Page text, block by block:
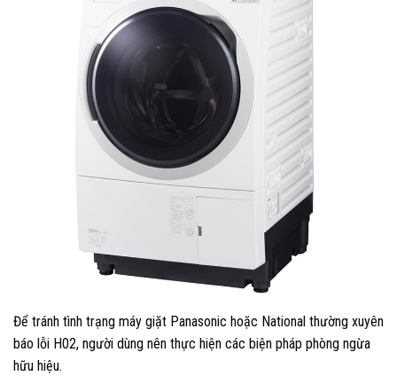
Để tránh tình trạng máy giặt Panasonic hoặc National thường xuyên
báo lỗi H02, người dùng nên thực hiện các biện pháp phòng ngừa
hữu hiệu.